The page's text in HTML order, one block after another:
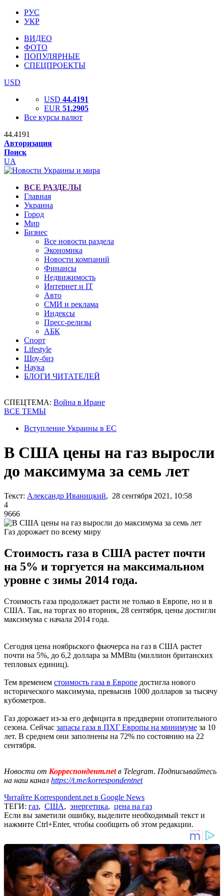
РУС
УКР
ВИДЕО
ФОТО
ПОПУЛЯРНЫЕ
СПЕЦПРОЕКТЫ
USD
USD 44.4191
EUR 51.2905
Все курсы валют
44.4191
Авторизация
Поиск
UA
ВСЕ РАЗДЕЛЫ
Главная
Украина
Город
Мир
Бизнес
Все новости раздела
Экономика
Новости компаний
Финансы
Недвижимость
Интернет и IT
Авто
СМИ и реклама
Индексы
Пресс-релизы
АБК
Спорт
Lifestyle
Шоу-биз
Наука
БЛОГИ ЧИТАТЕЛЕЙ
СПЕЦТЕМА: Война в Иране
ВСЕ ТЕМЫ
Вступление Украины в ЕС
В США цены на газ выросли
до максимума за семь лет
Текст: Александр Иваницкий, 28 сентября 2021, 10:58
4
9666
Газ дорожает по всему миру
Стоимость газа в США растет почти
на 5% и торгуется на максимальном
уровне с зимы 2014 года.
Стоимость газа продолжает расти не только в Европе, но и в
США. Так, на торгах во вторник, 28 сентября, цены достигли
максимума с начала 2014 года.
Сегодня цена ноябрьского фьючерса на газ в США растет
почти на 5%, до 6,2 доллара за MMBtu (миллион британских
тепловых единиц).
Тем временем стоимость газа в Европе достигла нового
исторического максимума, превысив 1000 долларов за тысячу
кубометров.
Газ дорожает из-за его дефицита в преддверии отопительного
сезона. Сейчас запасы газа в ПХГ Европы на минимуме за 10
лет. В среднем они заполнены на 72% по состоянию на 22
сентября.
Новости от Корреспондент.netв Telegram. Подписывайтесь
на наш канал https://t.me/korrespondentnet
Читайте Korrespondent.net в Google News
ТЕГИ: газ, США, энергетика, цена на газ
Если вы заметили ошибку, выделите необходимый текст и
нажмите Ctrl+Enter, чтобы сообщить об этом редакции.